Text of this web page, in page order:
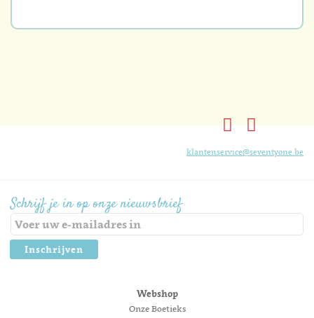
Schrijf je in op onze nieuwsbrief
Inschrijven
klantenservice@seventyone.be
Webshop
Onze Boetieks